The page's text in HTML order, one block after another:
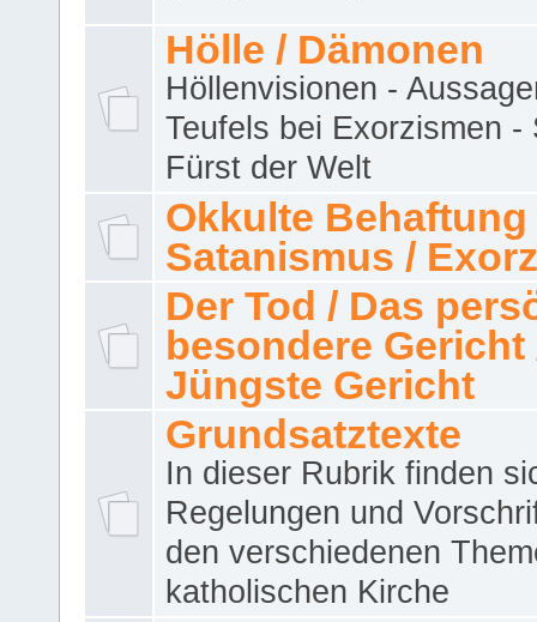
Hölle / Dämonen
Höllenvisionen -
Teufels bei Exorzismen -
Fürst der Welt
Okkulte Behaftung
Satanismus /
Der Tod / Das
besondere Gericht
Jüngste Gericht
Grundsatztexte
In dieser Rubrik finden
Regelungen und
den verschiedenen
katholischen Kirche